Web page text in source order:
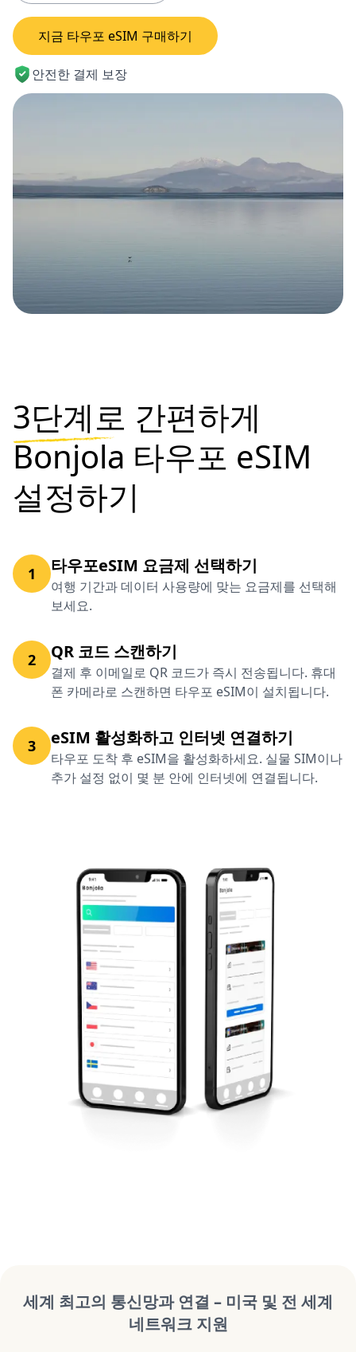
지금 타우포 eSIM 구매하기
안전한 결제 보장
3단계로 간편하게
Bonjola 타우포 eSIM
설정하기
1 타우포eSIM 요금제 선택하기
여행 기간과 데이터 사용량에 맞는 요금제를 선택해
보세요.
2 QR 코드 스캔하기
결제 후 이메일로 QR 코드가 즉시 전송됩니다. 휴대
폰 카메라로 스캔하면 타우포 eSIM이 설치됩니다.
3 eSIM 활성화하고 인터넷 연결하기
타우포 도착 후 eSIM을 활성화하세요. 실물 SIM이나
추가 설정 없이 몇 분 안에 인터넷에 연결됩니다.
세계 최고의 통신망과 연결 – 미국 및 전 세계
네트워크 지원